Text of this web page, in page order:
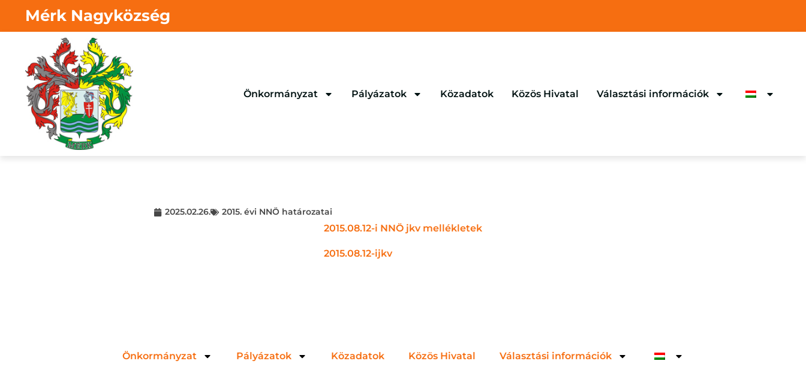
Mérk Nagyközség
Önkormányzat Pályázatok Közadatok Közös Hivatal Választási információk
2025.02.26. 2015. évi NNÖ határozatai
2015.08.12-i NNÖ jkv mellékletek
2015.08.12-ijkv
Önkormányzat Pályázatok Közadatok Közös Hivatal Választási információk